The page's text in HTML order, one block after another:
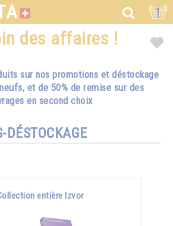
1
des affaires !
sur nos promotions et déstockage
et de 50% de remise sur des
en second choix
DÉSTOCKAGE
entière Izvor